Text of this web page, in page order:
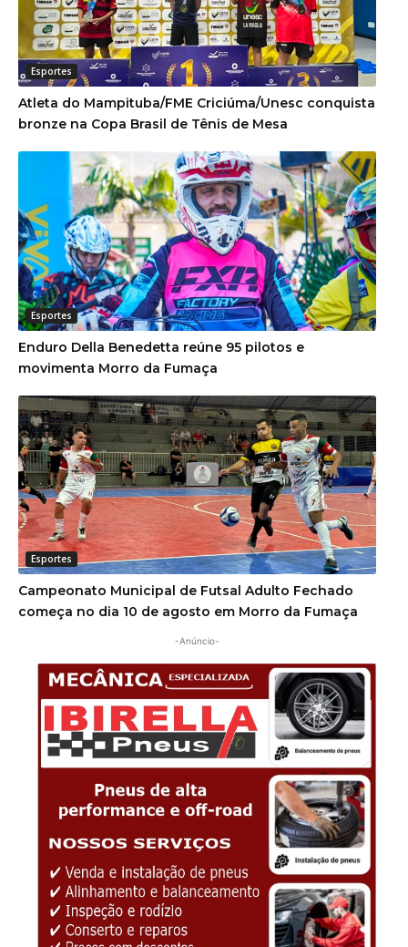
Esportes
Atleta do Mampituba/FME Criciúma/Unesc conquista
bronze na Copa Brasil de Tênis de Mesa
Esportes
Enduro Della Benedetta reúne 95 pilotos e
movimenta Morro da Fumaça
Esportes
Campeonato Municipal de Futsal Adulto Fechado
começa no dia 10 de agosto em Morro da Fumaça
-Anúncio-